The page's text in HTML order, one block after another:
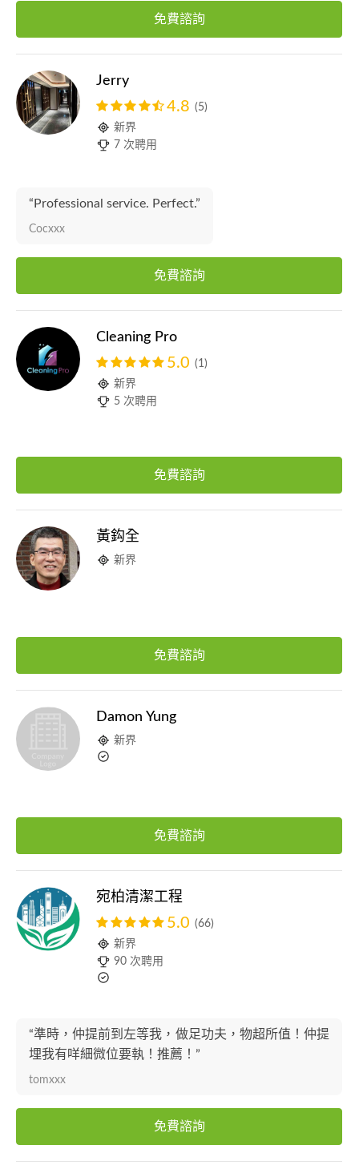
免費諮詢
Jerry
4.8 (5)
新界
7 次聘用
“Professional service. Perfect.”
Cocxxx
免費諮詢
Cleaning Pro
5.0 (1)
新界
5 次聘用
免費諮詢
黃鈎全
新界
免費諮詢
Damon Yung
新界
免費諮詢
宛柏清潔工程
5.0 (66)
新界
90 次聘用
“準時，仲提前到左等我，做足功夫，物超所值！仲提
埋我有咩細微位要執！推薦！”
tomxxx
免費諮詢